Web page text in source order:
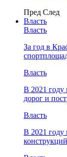
Пред След
Власть
Власть
За год в
Власть
В 2021 году
дорог и
Власть
В 2021 году